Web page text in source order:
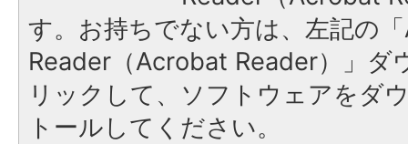
す。お持ちでない方は、左記の
Reader（Acrobat Reader）」ダ
リックして、ソフトウェアをダ
トールしてください。